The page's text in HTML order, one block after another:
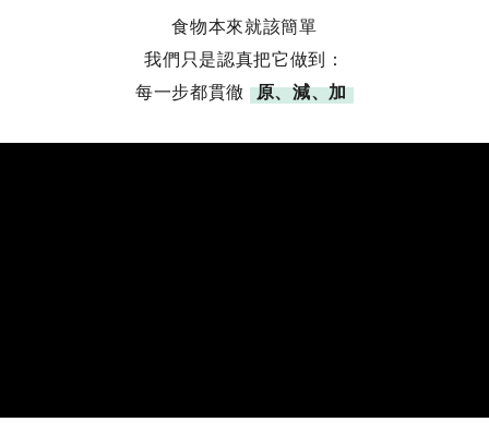
食物本來就該簡單
我們只是認真把它做到：
每一步都貫徹 原、減、加